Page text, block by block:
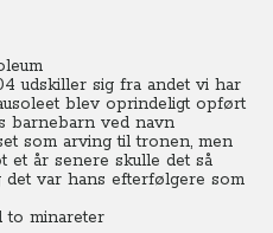
udskiller sig fra andet vi har
blev oprindeligt opført
barnebarn ved navn
som arving til tronen, men
et år senere skulle det så
var hans efterfølgere som